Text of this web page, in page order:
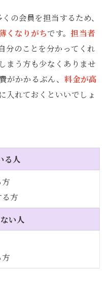
の会員を担当するため、
くなりがちです。 担当者
分のことを分かってくれ
まう方も少なくありませ
がかかるぶん、 料金が高
入れておくといいでしょ
る人
方
い人